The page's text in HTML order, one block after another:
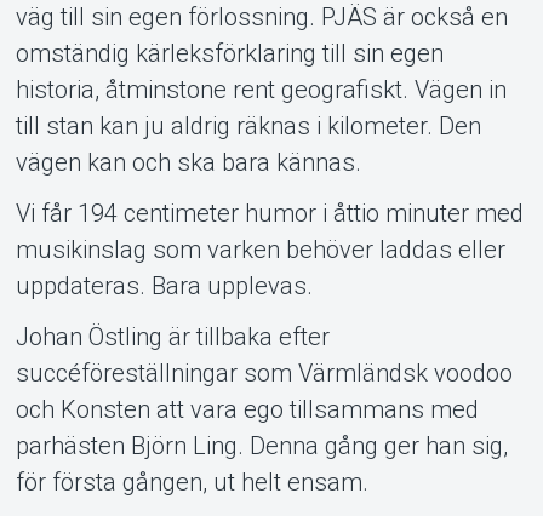
väg till sin egen förlossning. PJÄS är också en
omständig kärleksförklaring till sin egen
historia, åtminstone rent geografiskt. Vägen in
till stan kan ju aldrig räknas i kilometer. Den
vägen kan och ska bara kännas.
Vi får 194 centimeter humor i åttio minuter med
musikinslag som varken behöver laddas eller
uppdateras. Bara upplevas.
Johan Östling är tillbaka efter
succéföreställningar som Värmländsk voodoo
och Konsten att vara ego tillsammans med
parhästen Björn Ling. Denna gång ger han sig,
för första gången, ut helt ensam.